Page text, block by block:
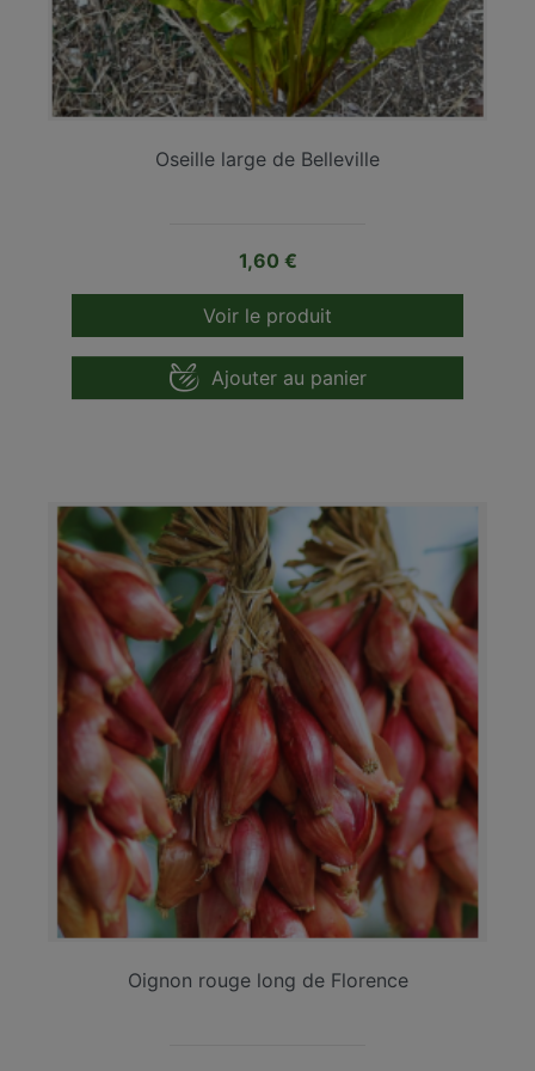
Oseille large de Belleville
Prix
1,60 €
Voir le produit
Ajouter au panier
Oignon rouge long de Florence